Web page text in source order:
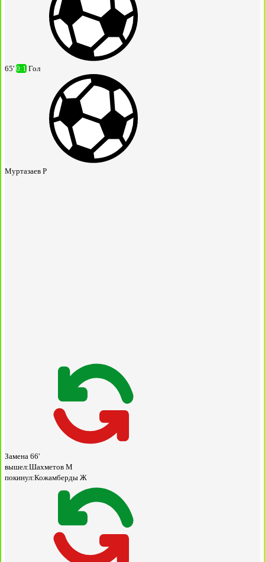
65' 0:1 Гол
Муртазаев Р
Замена 66'
вышел:Шахметов М
покинул:Кожамберды Ж